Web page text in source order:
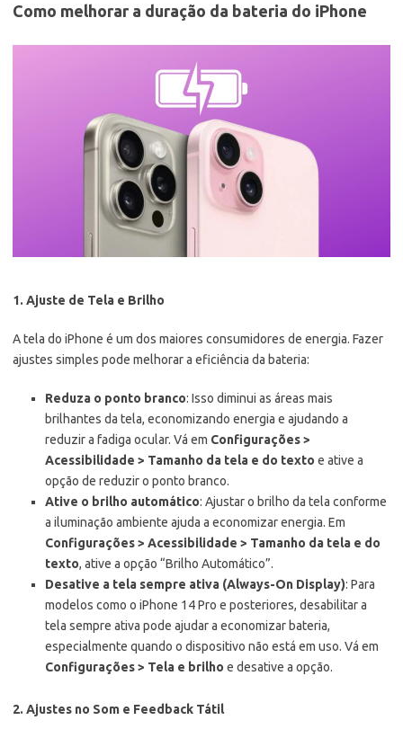
Como melhorar a duração da bateria do iPhone
1. Ajuste de Tela e Brilho
A tela do iPhone é um dos maiores consumidores de energia. Fazer
ajustes simples pode melhorar a eficiência da bateria:
Reduza o ponto branco: Isso diminui as áreas mais
brilhantes da tela, economizando energia e ajudando a
reduzir a fadiga ocular. Vá em Configurações >
Acessibilidade > Tamanho da tela e do texto e ative a
opção de reduzir o ponto branco.
Ative o brilho automático: Ajustar o brilho da tela conforme
a iluminação ambiente ajuda a economizar energia. Em
Configurações > Acessibilidade > Tamanho da tela e do
texto, ative a opção “Brilho Automático”.
Desative a tela sempre ativa (Always-On Display): Para
modelos como o iPhone 14 Pro e posteriores, desabilitar a
tela sempre ativa pode ajudar a economizar bateria,
especialmente quando o dispositivo não está em uso. Vá em
Configurações > Tela e brilho e desative a opção.
2. Ajustes no Som e Feedback Tátil